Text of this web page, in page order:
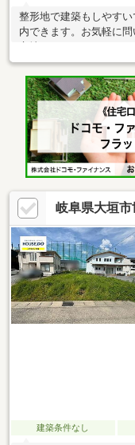
整形地で建築もしやす
内できます。お気軽に
立地です。
岐阜県大垣市
建築条件なし